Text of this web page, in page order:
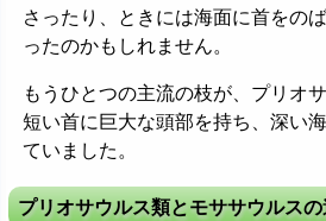
さったり、ときには海面に首をの
ったのかもしれません。
もうひとつの主流の枝が、プリオ
短い首に巨大な頭部を持ち、深い
ていました。
プリオサウルス類とモササウルス